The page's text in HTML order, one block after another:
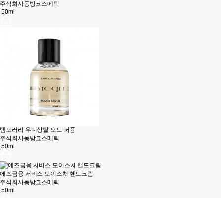
주식회사동방코스메틱
50ml
템포러리 우디상탈 오드 퍼퓸
주식회사동방코스메틱
50ml
에즈금융 서비스 모이스처 핸드크림
주식회사동방코스메틱
50ml